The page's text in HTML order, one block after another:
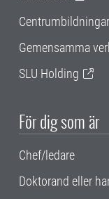
Gemensamma
SLU Holding
För dig som är
Chef/ledare
Doktorand eller